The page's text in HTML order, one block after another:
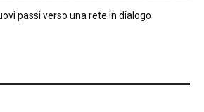
passi verso una rete in dialogo